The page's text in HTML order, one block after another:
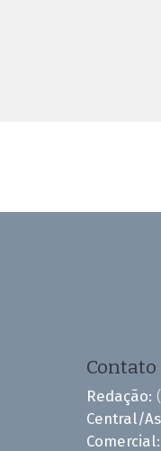
Contato
Redação:
Central/
Comercial: